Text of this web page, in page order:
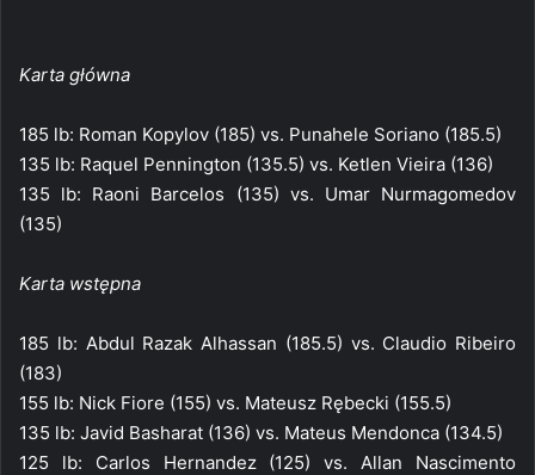
Karta główna
185 lb: Roman Kopylov (185) vs. Punahele Soriano (185.5)
135 lb: Raquel Pennington (135.5) vs. Ketlen Vieira (136)
135 lb: Raoni Barcelos (135) vs. Umar Nurmagomedov
(135)
Karta wstępna
185 lb: Abdul Razak Alhassan (185.5) vs. Claudio Ribeiro
(183)
155 lb: Nick Fiore (155) vs. Mateusz Rębecki (155.5)
135 lb: Javid Basharat (136) vs. Mateus Mendonca (134.5)
125 lb: Carlos Hernandez (125) vs. Allan Nascimento